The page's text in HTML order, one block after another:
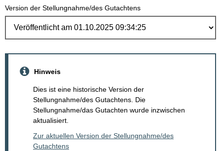
Version der Stellungnahme/des Gutachtens
Hinweis
Dies ist eine historische Version der
Stellungnahme/des Gutachtens. Die
Stellungnahme/das Gutachten wurde inzwischen
aktualisiert.
Zur aktuellen Version der Stellungnahme/des
Gutachtens